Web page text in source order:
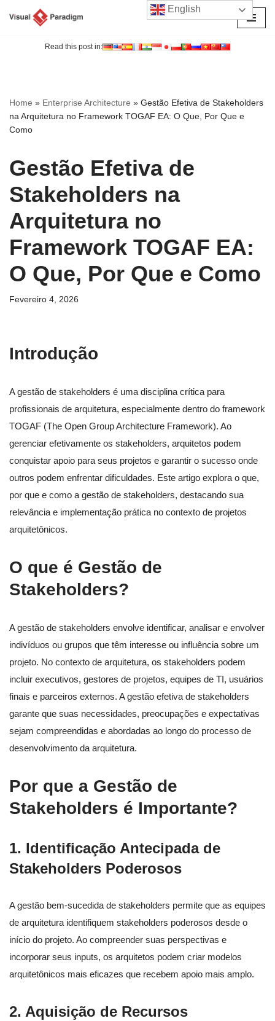
Read this post in:
Home » Enterprise Architecture » Gestão Efetiva de Stakeholders
na Arquitetura no Framework TOGAF EA: O Que, Por Que e
Como
Gestão Efetiva de
Stakeholders na
Arquitetura no
Framework TOGAF EA:
O Que, Por Que e Como
Fevereiro 4, 2026
Introdução
A gestão de stakeholders é uma disciplina crítica para
profissionais de arquitetura, especialmente dentro do framework
TOGAF (The Open Group Architecture Framework). Ao
gerenciar efetivamente os stakeholders, arquitetos podem
conquistar apoio para seus projetos e garantir o sucesso onde
outros podem enfrentar dificuldades. Este artigo explora o que,
por que e como a gestão de stakeholders, destacando sua
relevância e implementação prática no contexto de projetos
arquitetônicos.
O que é Gestão de
Stakeholders?
A gestão de stakeholders envolve identificar, analisar e envolver
indivíduos ou grupos que têm interesse ou influência sobre um
projeto. No contexto de arquitetura, os stakeholders podem
incluir executivos, gestores de projetos, equipes de TI, usuários
finais e parceiros externos. A gestão efetiva de stakeholders
garante que suas necessidades, preocupações e expectativas
sejam compreendidas e abordadas ao longo do processo de
desenvolvimento da arquitetura.
Por que a Gestão de
Stakeholders é Importante?
1. Identificação Antecipada de
Stakeholders Poderosos
A gestão bem-sucedida de stakeholders permite que as equipes
de arquitetura identifiquem stakeholders poderosos desde o
início do projeto. Ao compreender suas perspectivas e
incorporar seus inputs, os arquitetos podem criar modelos
arquitetônicos mais eficazes que recebem apoio mais amplo.
2. Aquisição de Recursos
English